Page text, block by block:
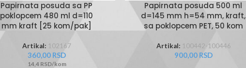
Papirnata posuda sa PP
poklopcem 480 ml d=110
mm kraft [25 kom/pak]
Artikal: 102167
360,00 RSD
14,4 RSD/kom
Papirnata posuda 500 ml
d=145 mm h=54 mm, kraft,
sa poklopcem PET, 50 kom
Artikal: 100442-100446
900,00 RSD